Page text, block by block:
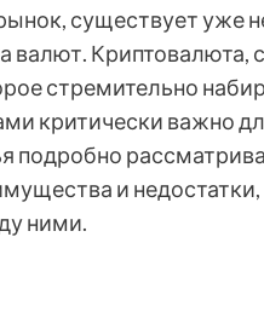
существует уже
Криптовалюта,
стремительно
критически важно
подробно
и
ними.